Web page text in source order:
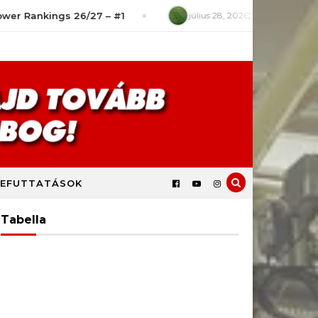
26/27 – #1 július 28, 2026Játékszituációk – Mit
Tabella